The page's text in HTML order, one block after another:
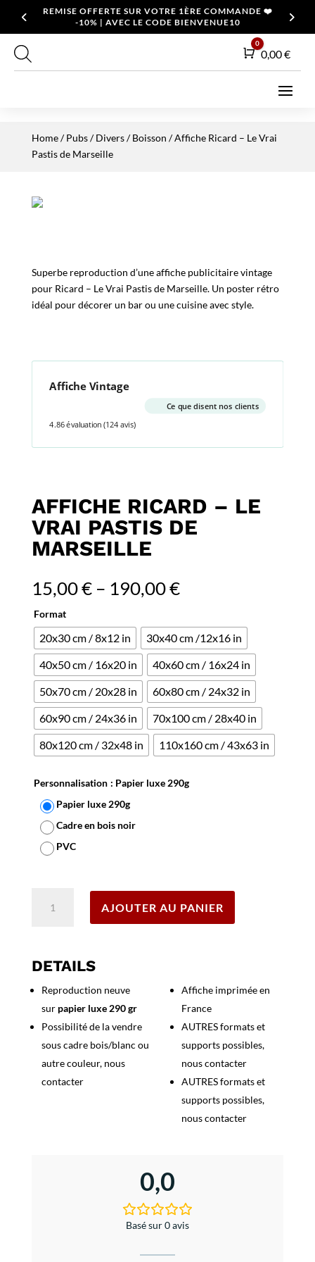
REMISE OFFERTE SUR VOTRE 1ÈRE COMMANDE ❤️
-10% | AVEC LE CODE BIENVENUE10
Panier
0
0,00€
Home/Pubs / Divers/Boisson / Affiche Ricard – Le Vrai
Pastis de Marseille
Superbe reproduction d’une affiche publicitaire vintage
pour Ricard – Le Vrai Pastis de Marseille. Un poster rétro
idéal pour décorer un bar ou une cuisine avec style.
Affiche Vintage
Ce que disent nos clients
4.86 évaluation (124 avis)
AFFICHE RICARD – LE
VRAI PASTIS DE
MARSEILLE
15,00€– 190,00€
Format
20x30 cm / 8x12 in
30x40 cm /12x16 in
40x50 cm / 16x20 in
40x60 cm / 16x24 in
50x70 cm / 20x28 in
60x80 cm / 24x32 in
60x90 cm / 24x36 in
70x100 cm / 28x40 in
80x120 cm / 32x48 in
110x160 cm / 43x63 in
Personnalisation : Papier luxe 290g
Papier luxe 290g
Cadre en bois noir
PVC
-
Vrai
Pastis
de
Marseille
AJOUTER AU PANIER
DETAILS
Reproduction neuve
sur papier luxe 290 gr
Possibilité de la vendre
sous cadre bois/blanc ou
autre couleur, nous
contacter
Affiche imprimée en
France
AUTRES formats et
supports possibles,
nous contacter
AUTRES formats et
supports possibles,
nous contacter
0,0
Basé sur 0 avis